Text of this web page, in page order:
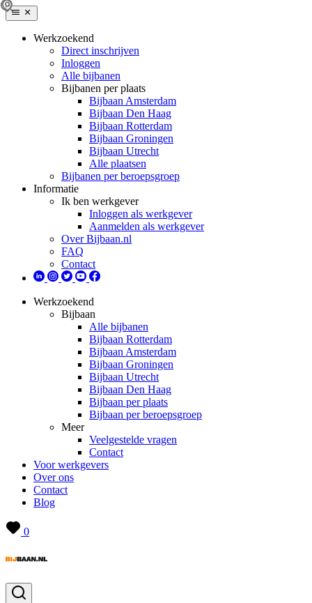
Werkzoekend
Direct inschrijven
Inloggen
Alle bijbanen
Bijbanen per plaats
Bijbaan Amsterdam
Bijbaan Den Haag
Bijbaan Rotterdam
Bijbaan Groningen
Bijbaan Utrecht
Alle plaatsen
Bijbanen per beroepsgroep
Informatie
Ik ben werkgever
Inloggen als werkgever
Aanmelden als werkgever
Over Bijbaan.nl
FAQ
Contact
Werkzoekend
Bijbaan
Alle bijbanen
Bijbaan Rotterdam
Bijbaan Amsterdam
Bijbaan Groningen
Bijbaan Utrecht
Bijbaan Den Haag
Bijbaan per plaats
Bijbaan per beroepsgroep
Meer
Veelgestelde vragen
Contact
Voor werkgevers
Over ons
Contact
Blog
0